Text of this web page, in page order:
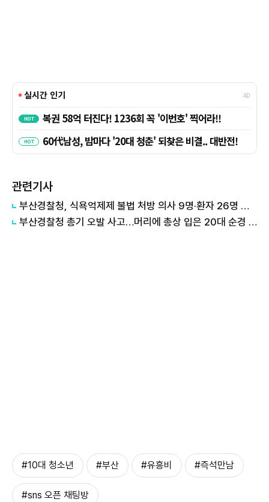
관련기사
부산경찰청, 식욕억제제 불법 처방 의사 9명·환자 26명 검거
부산경찰청 총기 오발 사고…머리에 총상 입은 20대 순경 끝내 사망
#10대 청소년 #부산 #유흥비 #즉석만남
#sns 오픈 채팅방